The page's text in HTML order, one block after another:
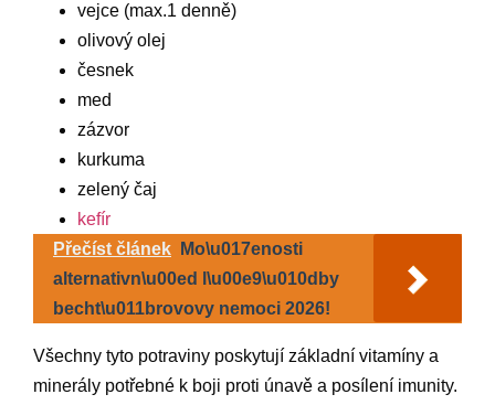
vejce (max.1 denně)
olivový olej
česnek
med
zázvor
kurkuma
zelený čaj
kefír
Přečíst článek
Mo\u017enosti
alternativn\u00ed l\u00e9\u010dby
becht\u011brovovy nemoci 2026!
Všechny tyto potraviny poskytují základní vitamíny a
minerály potřebné k boji proti únavě a posílení imunity.